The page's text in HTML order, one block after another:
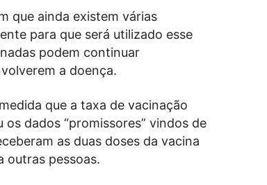
que ainda existem várias
para que será utilizado esse
podem continuar
a doença.
que a taxa de vacinação
os dados “promissores” vindos de
as duas doses da vacina
outras pessoas.